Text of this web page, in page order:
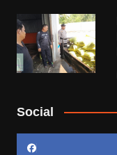
Social